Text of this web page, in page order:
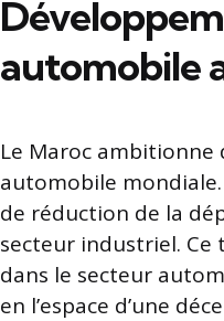
automobile
Le Maroc
automobile
de réduction de la
secteur industriel.
dans le secteur
en l’espace d’une